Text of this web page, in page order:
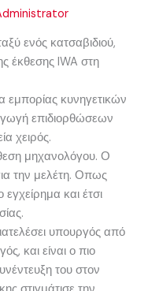
ενός κατσαβιδιού,
έκθεσης IWA στη
εμπορίας κυνηγετικών
επιδιορθώσεων
χειρός.
μηχανολόγου. Ο
την μελέτη. Οπως
εγχείρημα και έτσι
υπουργός από
και είναι ο πιο
του στον